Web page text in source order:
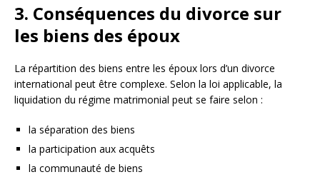
3. Conséquences du divorce sur
les biens des époux
La répartition des biens entre les époux lors d’un divorce
international peut être complexe. Selon la loi applicable, la
liquidation du régime matrimonial peut se faire selon :
la séparation des biens
la participation aux acquêts
la communauté de biens